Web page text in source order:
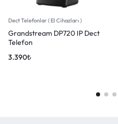
Dect Telefonlar ( El Cihazları )
Grandstream DP720 IP Dect
Telefon
3.390₺